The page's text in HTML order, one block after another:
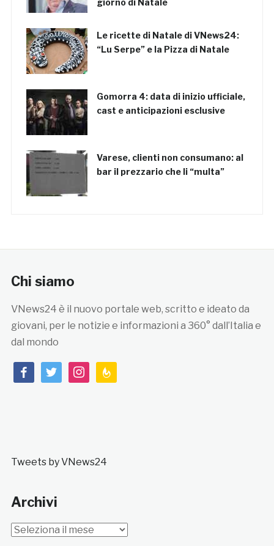
giorno di Natale
Le ricette di Natale di VNews24:
“Lu Serpe” e la Pizza di Natale
Gomorra 4: data di inizio ufficiale,
cast e anticipazioni esclusive
Varese, clienti non consumano: al
bar il prezzario che li “multa”
Chi siamo
VNews24 è il nuovo portale web, scritto e ideato da
giovani, per le notizie e informazioni a 360° dall’Italia e
dal mondo
facebooktwitterinstagramfeedburner
Tweets by VNews24
Archivi
Archivi